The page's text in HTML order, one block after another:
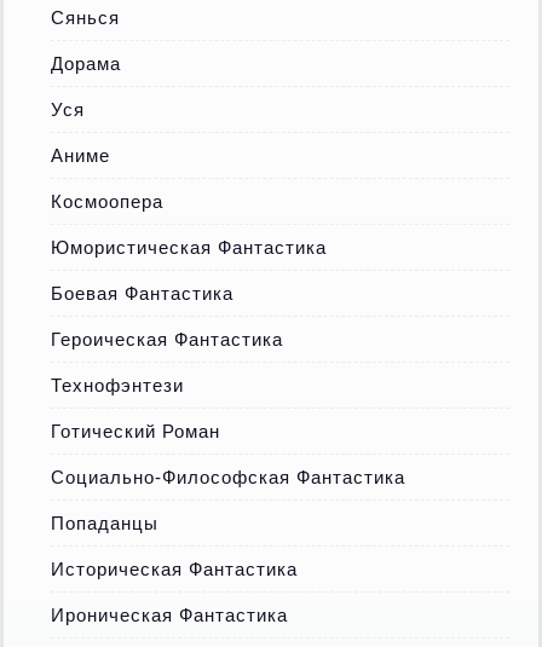
Сянься
Дорама
Уся
Аниме
Космоопера
Юмористическая Фантастика
Боевая Фантастика
Героическая Фантастика
Технофэнтези
Готический Роман
Социально-Философская Фантастика
Попаданцы
Историческая Фантастика
Ироническая Фантастика